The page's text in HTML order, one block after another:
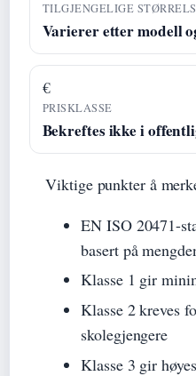
TILGJENGELIGE
Varierer etter modell
€
PRISKLASSE
Bekreftes ikke i
Viktige punkter å
EN ISO 20471-
basert på
Klasse 1 gir
Klasse 2 kreves
skolegjengere
Klasse 3 gir